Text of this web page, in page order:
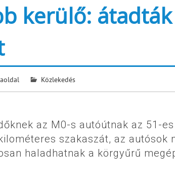
kerülő:
Közlekedés
az M0-s autóútnak az 51-
szakaszát, az
haladhatnak a körgyűrű